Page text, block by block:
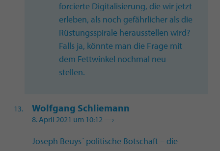
forcierte Digitalisierung, die wir jetzt
erleben, als noch gefährlicher als die
Rüstungsspirale herausstellen wird?
Falls ja, könnte man die Frage mit
dem Fettwinkel nochmal neu
stellen.
Wolfgang Schliemann
8. April 2021 um 10:12—›
Joseph Beuys´ politische Botschaft – die